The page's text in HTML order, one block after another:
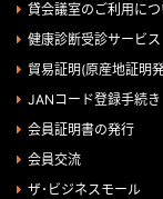
貸会議室のご利用につ
健康診断受診サービス
貿易証明(原産地証明発
JANコード登録手続き
会員証明書の発行
会員交流
ザ･ビジネスモール